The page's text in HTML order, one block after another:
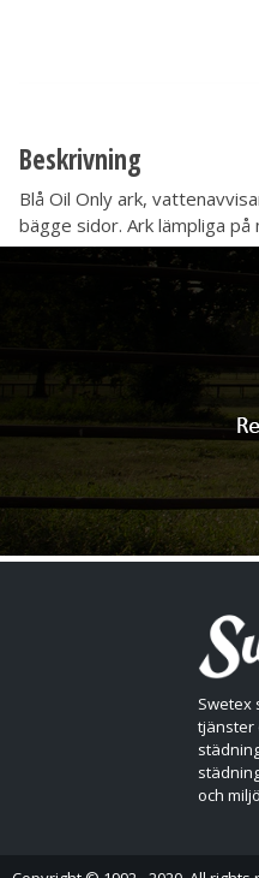
Beskrivning
Blå Oil Only ark,
bägge sidor. Ark lämpliga
Swetex
tjänster
och